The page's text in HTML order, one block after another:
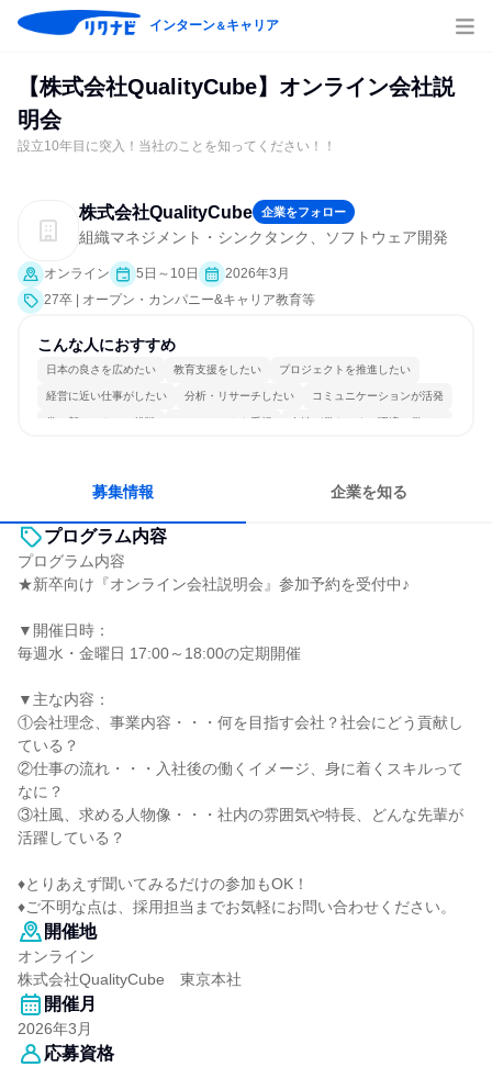
インターン＆キャリア
【株式会社QualityCube】オンライン会社説
明会
設立10年目に突入！当社のことを知ってください！！
株式会社QualityCube 企業をフォロー
組織マネジメント・シンクタンク、ソフトウェア開発
オンライン 5日～10日
2026年3月
27卒 | オープン・カンパニー&キャリア教育等
こんな人におすすめ
日本の良さを広めたい 教育支援をしたい プロジェクトを推進したい
経営に近い仕事がしたい 分析・リサーチしたい コミュニケーションが活発
常に新しいものに挑戦 チームワークを重視 女性が働きやすい環境で働ける
募集情報 企業を知る
プログラム内容
プログラム内容
★新卒向け『オンライン会社説明会』参加予約を受付中♪
▼開催日時：
毎週水・金曜日 17:00～18:00の定期開催
▼主な内容：
①会社理念、事業内容・・・何を目指す会社？社会にどう貢献し
ている？
②仕事の流れ・・・入社後の働くイメージ、身に着くスキルって
なに？
③社風、求める人物像・・・社内の雰囲気や特長、どんな先輩が
活躍している？
♦とりあえず聞いてみるだけの参加もOK！
♦ご不明な点は、採用担当までお気軽にお問い合わせください。
開催地
オンライン
株式会社QualityCube 東京本社
開催月
2026年3月
応募資格